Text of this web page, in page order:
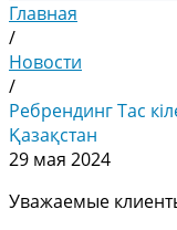
Главная
/
Новости
/
Ребрендинг Тас
Қазақстан
29 мая 2024
Уважаемые